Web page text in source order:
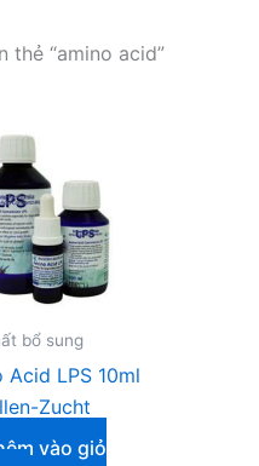
thẻ “amino acid”
bổ sung
Acid LPS 10ml
Zucht
vào giỏ